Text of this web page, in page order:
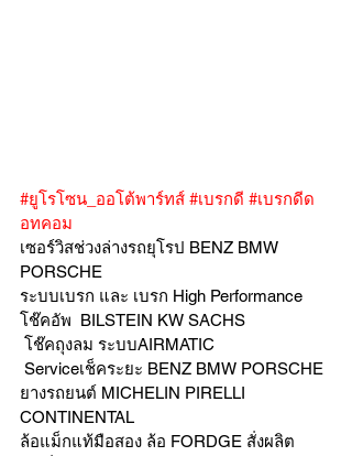
#ยูโรโซน_ออโต้พาร์ทส์ #เบรกดี #เบรกดีด
อทคอม
เซอร์วิสช่วงล่างรถยุโรป BENZ BMW
PORSCHE
ระบบเบรก และ เบรก High Performance
โช๊คอัพ  BILSTEIN KW SACHS
โช๊คถุงลม ระบบAIRMATIC
Serviceเช็คระยะ BENZ BMW PORSCHE
ยางรถยนต์ MICHELIN PIRELLI
CONTINENTAL
ล้อแม็กแท้มือสอง ล้อ FORDGE สั่งผลิต